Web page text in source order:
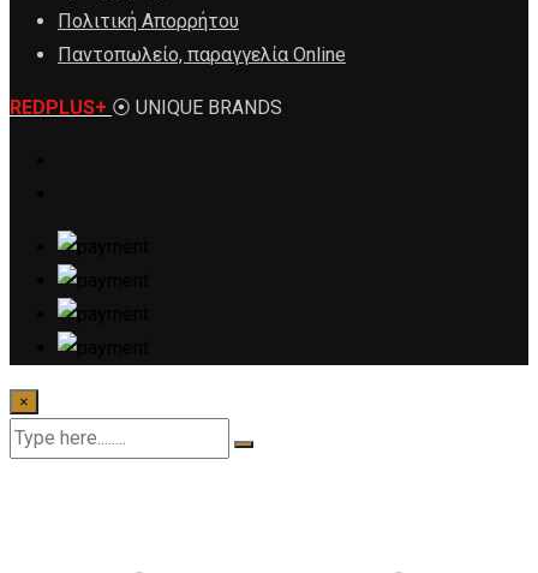
Πολιτική Απορρήτου
Παντοπωλείο, παραγγελία Online
REDPLUS+ ⦿ UNIQUE BRANDS
×